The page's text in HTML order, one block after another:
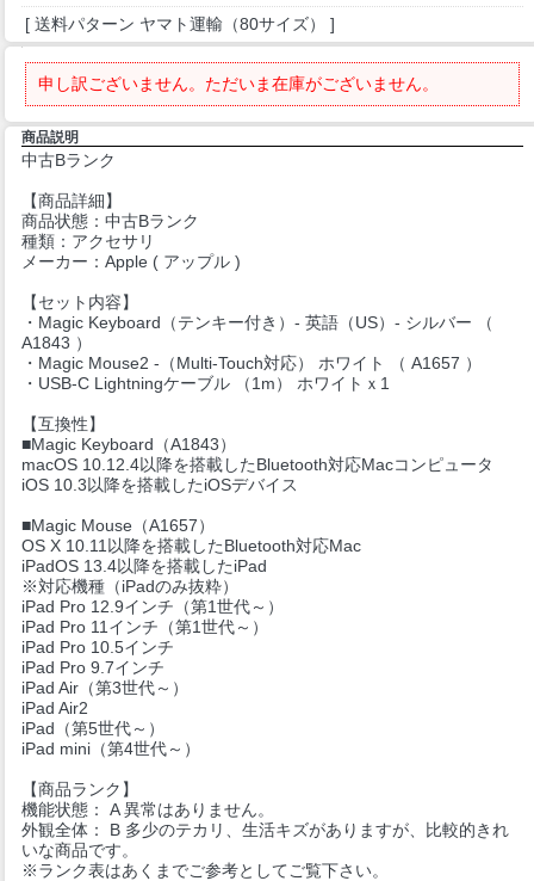
[ 送料パターン ヤマト運輸（80サイズ） ]
申し訳ございません。ただいま在庫がございません。
商品説明
中古Bランク
【商品詳細】
商品状態：中古Bランク
種類：アクセサリ
メーカー：Apple ( アップル )
【セット内容】
・Magic Keyboard（テンキー付き）- 英語（US）- シルバー （
A1843 ）
・Magic Mouse2 -（Multi-Touch対応） ホワイト （ A1657 ）
・USB-C Lightningケーブル （1m） ホワイトｘ1
【互換性】
■Magic Keyboard（A1843）
macOS 10.12.4以降を搭載したBluetooth対応Macコンピュータ
iOS 10.3以降を搭載したiOSデバイス
■Magic Mouse（A1657）
OS X 10.11以降を搭載したBluetooth対応Mac
iPadOS 13.4以降を搭載したiPad
※対応機種（iPadのみ抜粋）
iPad Pro 12.9インチ（第1世代～）
iPad Pro 11インチ（第1世代～）
iPad Pro 10.5インチ
iPad Pro 9.7インチ
iPad Air（第3世代～）
iPad Air2
iPad（第5世代～）
iPad mini（第4世代～）
【商品ランク】
機能状態： A 異常はありません。
外観全体： B 多少のテカリ、生活キズがありますが、比較的きれ
いな商品です。
※ランク表はあくまでご参考としてご覧下さい。